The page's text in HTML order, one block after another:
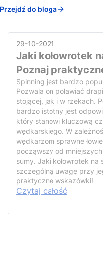
Przejdź do bloga
29-10-2021
Jaki kołowrotek
Poznaj
Spinning jest bardzo
Pozwala on poławiać
stojącej, jak i w rzekach.
bardzo istotny jest
który stanowi kluczową
wędkarskiego. W
wędkarzom sprawne
począwszy od
sumy. Jaki kołowrotek
szczególną uwagę przy
praktyczne wskazówki!
Czytaj całość